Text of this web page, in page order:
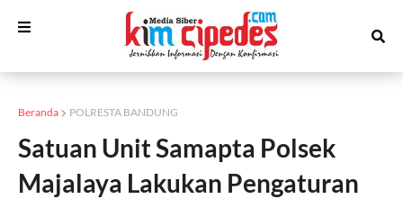
Beranda POLRESTA BANDUNG
Satuan Unit Samapta Polsek
Majalaya Lakukan Pengaturan